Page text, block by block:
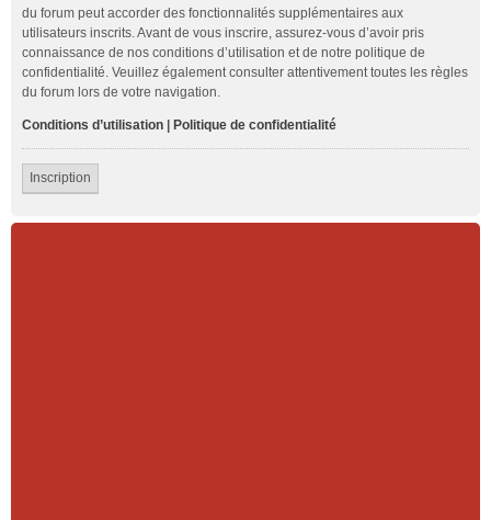
du forum peut accorder des fonctionnalités supplémentaires aux
utilisateurs inscrits. Avant de vous inscrire, assurez-vous d’avoir pris
connaissance de nos conditions d’utilisation et de notre politique de
confidentialité. Veuillez également consulter attentivement toutes les règles
du forum lors de votre navigation.
Conditions d’utilisation Politique de confidentialité
Inscription